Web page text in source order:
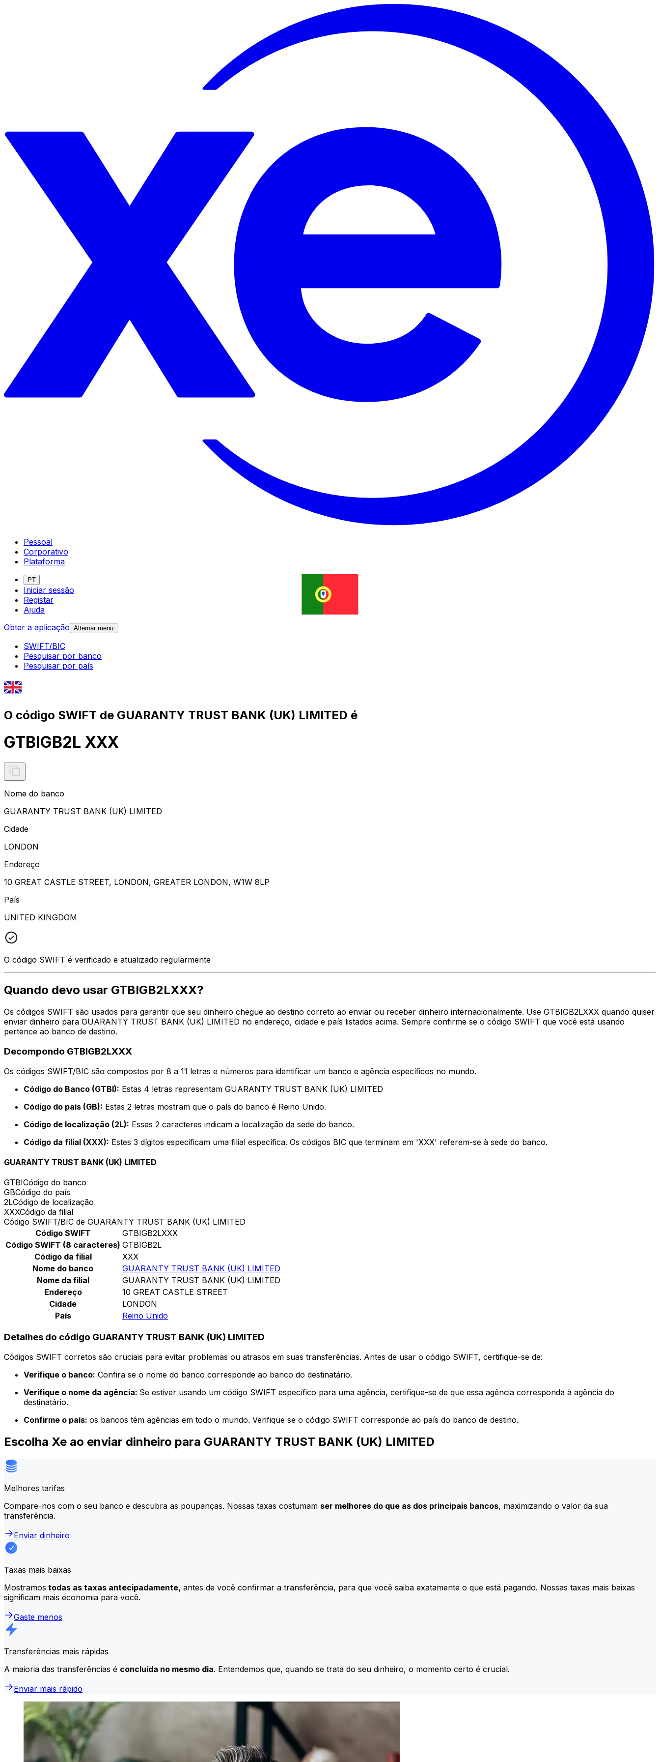
Pessoal
Corporativo
Plataforma
PT
Iniciar sessão
Registar
Ajuda
Obter a aplicação Alternar menu
SWIFT/BIC
Pesquisar por banco
Pesquisar por país
O código SWIFT de GUARANTY TRUST BANK (UK) LIMITED é
GTBIGB2L XXX
Nome do banco
GUARANTY TRUST BANK (UK) LIMITED
Cidade
LONDON
Endereço
10 GREAT CASTLE STREET, LONDON, GREATER LONDON, W1W 8LP
País
UNITED KINGDOM
O código SWIFT é verificado e atualizado regularmente
Quando devo usar GTBIGB2LXXX?
Os códigos SWIFT são usados para garantir que seu dinheiro chegue ao destino correto ao enviar ou receber dinheiro internacionalmente. Use GTBIGB2LXXX quando quiser
enviar dinheiro para GUARANTY TRUST BANK (UK) LIMITED no endereço, cidade e país listados acima. Sempre confirme se o código SWIFT que você está usando
pertence ao banco de destino.
Decompondo GTBIGB2LXXX
Os códigos SWIFT/BIC são compostos por 8 a 11 letras e números para identificar um banco e agência específicos no mundo.
Código do Banco (GTBI): Estas 4 letras representam GUARANTY TRUST BANK (UK) LIMITED
Código do país (GB): Estas 2 letras mostram que o país do banco é Reino Unido.
Código de localização (2L): Esses 2 caracteres indicam a localização da sede do banco.
Código da filial (XXX): Estes 3 dígitos especificam uma filial específica. Os códigos BIC que terminam em 'XXX' referem-se à sede do banco.
GUARANTY TRUST BANK (UK) LIMITED
GTBICódigo do banco
GBCódigo do país
2LCódigo de localização
XXXCódigo da filial
Código SWIFT/BIC de GUARANTY TRUST BANK (UK) LIMITED
Código SWIFT
GTBIGB2LXXX
Código SWIFT (8 caracteres) GTBIGB2L
Código da filial
XXX
Nome do banco
GUARANTY TRUST BANK (UK) LIMITED
Nome da filial
GUARANTY TRUST BANK (UK) LIMITED
Endereço
10 GREAT CASTLE STREET
Cidade
LONDON
País
Reino Unido
Detalhes do código GUARANTY TRUST BANK (UK) LIMITED
Códigos SWIFT corretos são cruciais para evitar problemas ou atrasos em suas transferências. Antes de usar o código SWIFT, certifique-se de:
Verifique o banco: Confira se o nome do banco corresponde ao banco do destinatário.
Verifique o nome da agência: Se estiver usando um código SWIFT específico para uma agência, certifique-se de que essa agência corresponda à agência do
destinatário.
Confirme o país: os bancos têm agências em todo o mundo. Verifique se o código SWIFT corresponde ao país do banco de destino.
Escolha Xe ao enviar dinheiro para GUARANTY TRUST BANK (UK) LIMITED
Melhores tarifas
Compare-nos com o seu banco e descubra as poupanças. Nossas taxas costumam ser melhores do que as dos principais bancos, maximizando o valor da sua
transferência.
Enviar dinheiro
Taxas mais baixas
Mostramos todas as taxas antecipadamente, antes de você confirmar a transferência, para que você saiba exatamente o que está pagando. Nossas taxas mais baixas
significam mais economia para você.
Gaste menos
Transferências mais rápidas
A maioria das transferências é concluída no mesmo dia. Entendemos que, quando se trata do seu dinheiro, o momento certo é crucial.
Enviar mais rápido